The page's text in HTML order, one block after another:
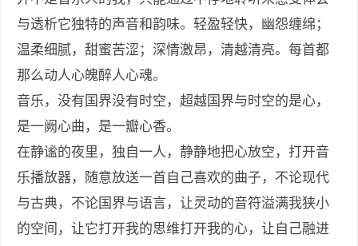
与透析它独特的声音和韵味。轻盈轻快，幽怨缠绵；
温柔细腻，甜蜜苦涩；深情激昂，清越清亮。每首都
那么动人心魄醉人心魂。
音乐，没有国界没有时空，超越国界与时空的是心，
是一阙心曲，是一瓣心香。
在静谧的夜里，独自一人，静静地把心放空，打开音
乐播放器，随意放送一首自己喜欢的曲子，不论现代
与古典，不论国界与语言，让灵动的音符溢满我狭小
的空间，让它打开我的思维打开我的心，让自己融进